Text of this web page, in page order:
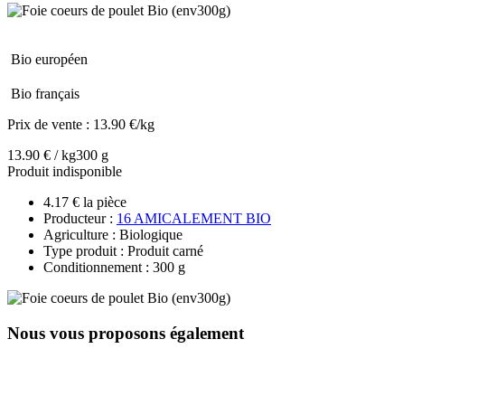
Bio européen
Bio français
Prix de vente : 13.90 €/kg
13.90 € / kg300 g
Produit indisponible
4.17 € la pièce
Producteur : 16 AMICALEMENT BIO
Agriculture : Biologique
Type produit : Produit carné
Conditionnement : 300 g
Nous vous proposons également